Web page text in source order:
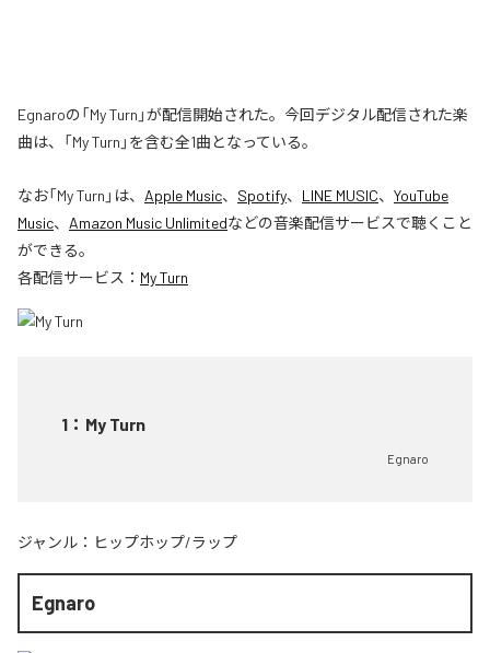
Egnaroの「My Turn」が配信開始された。今回デジタル配信された楽
曲は、「My Turn」を含む全1曲となっている。
なお「My Turn 」は、 Apple Music、 Spotify、 LINE MUSIC、 YouTube
Music、 Amazon Music Unlimitedなどの音楽配信サービスで聴くこと
ができる。
各配信サービス： My Turn
1 ： My Turn
Egnaro
ジャンル： ヒップホップ/ラップ
Egnaro